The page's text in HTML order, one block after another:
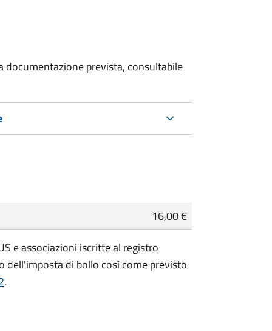
prevista, consultabile
16,00 €
e associazioni iscritte al registro
dell'imposta di bollo così come previsto
.